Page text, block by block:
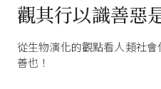
觀其行以識善惡
從生物演化的觀點看人類社
善也！